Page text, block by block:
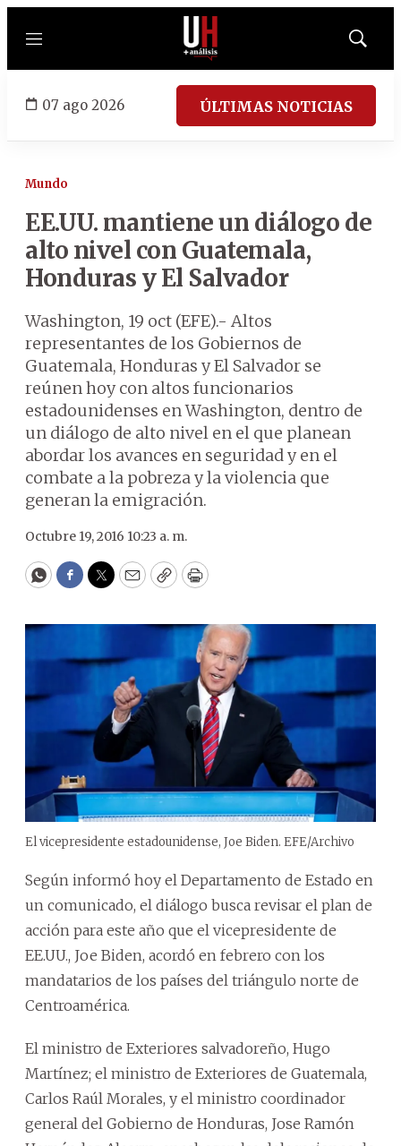
Menú
Mostrar
07 ago 2026 ÚLTIMAS NOTICIAS
Mundo
EE.UU. mantiene un diálogo de
alto nivel con Guatemala,
Honduras y El Salvador
Washington, 19 oct (EFE).- Altos
representantes de los Gobiernos de
Guatemala, Honduras y El Salvador se
reúnen hoy con altos funcionarios
estadounidenses en Washington, dentro de
un diálogo de alto nivel en el que planean
abordar los avances en seguridad y en el
combate a la pobreza y la violencia que
generan la emigración.
Octubre 19, 2016 10:23 a. m.
WhatsApp
Facebook
Twitter
EmailCopyPrint
El vicepresidente estadounidense, Joe Biden. EFE/Archivo
Según informó hoy el Departamento de Estado en
un comunicado, el diálogo busca revisar el plan de
acción para este año que el vicepresidente de
EE.UU., Joe Biden, acordó en febrero con los
mandatarios de los países del triángulo norte de
Centroamérica.
El ministro de Exteriores salvadoreño, Hugo
Martínez; el ministro de Exteriores de Guatemala,
Carlos Raúl Morales, y el ministro coordinador
general del Gobierno de Honduras, Jose Ramón